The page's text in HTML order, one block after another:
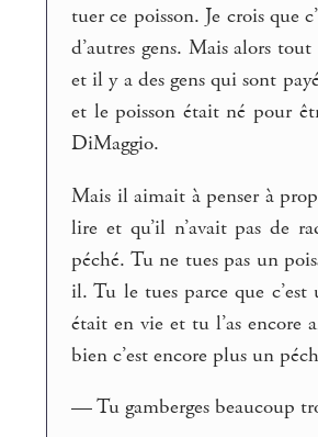
tuer ce poisson. Je crois que
d’autres gens. Mais alors
et il y a des gens qui sont
et le poisson était né pour
DiMaggio.
Mais il aimait à penser à
lire et qu’il n’avait pas de
péché. Tu ne tues pas un
il. Tu le tues parce que
était en vie et tu l’as encore
bien c’est encore plus un
— Tu gamberges beaucoup